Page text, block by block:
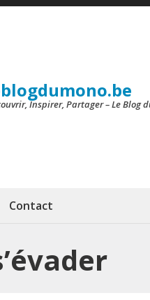
Inspirer, Partager – Le Blog
Contact